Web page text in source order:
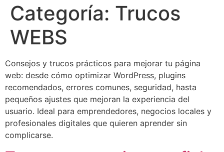
Categoría: Trucos
WEBS
Consejos y trucos prácticos para mejorar tu página
web: desde cómo optimizar WordPress, plugins
recomendados, errores comunes, seguridad, hasta
pequeños ajustes que mejoran la experiencia del
usuario. Ideal para emprendedores, negocios locales y
profesionales digitales que quieren aprender sin
complicarse.